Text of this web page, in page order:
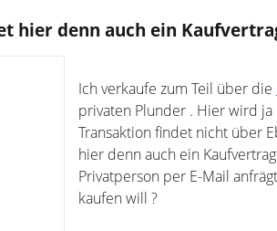
hier denn auch ein
Ich verkaufe zum Teil über die
privaten Plunder . Hier wird
Transaktion findet nicht über
hier denn auch ein
Privatperson per E-Mail
kaufen will ?